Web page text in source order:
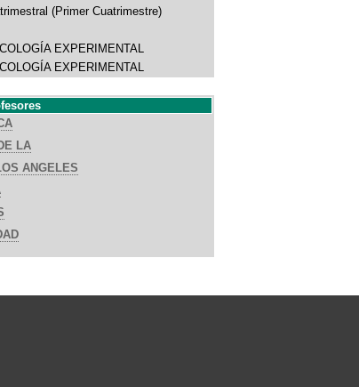
(Primer Cuatrimestre)
EXPERIMENTAL
EXPERIMENTAL
LA
ANGELES